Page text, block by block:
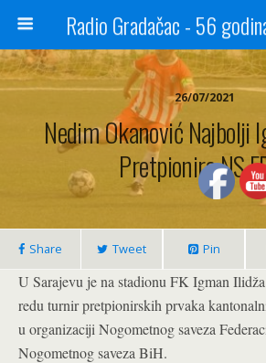
26/07/2021
Nedim Okanović Najbolji
Pretpionira NS
Share Tweet Pin
U Sarajevu je na stadionu FK Igman
redu turnir pretpionirskih prvaka
u organizaciji Nogometnog saveza
Nogometnog saveza BiH.